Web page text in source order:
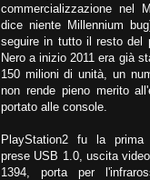
commercializzazione nel
dice niente Millennium
seguire in tutto il resto del
Nero a inizio 2011 era già
150 milioni di unità, un
non rende pieno merito
portato alle console.
PlayStation2 fu la
prese USB 1.0, uscita
1394, porta per